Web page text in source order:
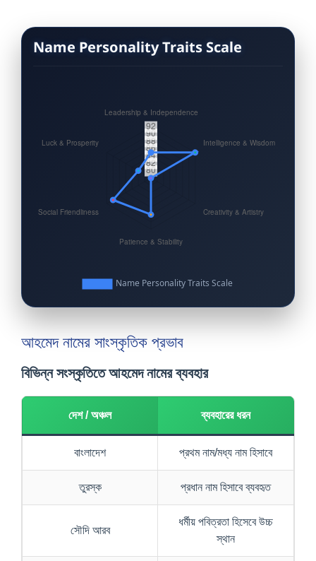
Name Personality Traits Scale
আহমেদ নামের সাংস্কৃতিক প্রভাব
বিভিন্ন সংস্কৃতিতে আহমেদ নামের ব্যবহার
দেশ / অঞ্চল ব্যবহারের ধরন
বাংলাদেশ প্রথম নাম/মধ্য নাম হিসাবে
তুরস্ক প্রধান নাম হিসাবে ব্যবহৃত
সৌদি আরব
ধর্মীয় পবিত্রতা হিসেবে উচ্চ
স্থান